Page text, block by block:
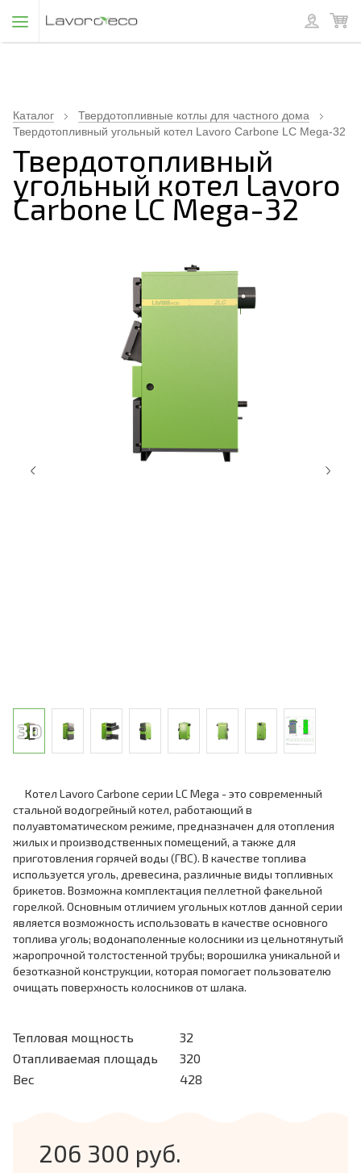
Каталог
Твердотопливные котлы для частного дома
Твердотопливный угольный котел Lavoro Carbone LC Mega-32
Твердотопливный
угольный котел Lavoro
Carbone LC Mega-32
Котел Lavoro Carbone серии LC Mega - это современный
стальной водогрейный котел, работающий в
полуавтоматическом режиме, предназначен для отопления
жилых и производственных помещений, а также для
приготовления горячей воды (ГВС). В качестве топлива
используется уголь, древесина, различные виды топливных
брикетов. Возможна комплектация пеллетной факельной
горелкой. Основным отличием угольных котлов данной серии
является возможность использовать в качестве основного
топлива уголь; водонаполенные колосники из цельнотянутый
жаропрочной толстостенной трубы; ворошилка уникальной и
безотказной конструкции, которая помогает пользователю
очищать поверхность колосников от шлака.
Тепловая мощность
32
Отапливаемая площадь
320
Вес
428
206 300 руб.